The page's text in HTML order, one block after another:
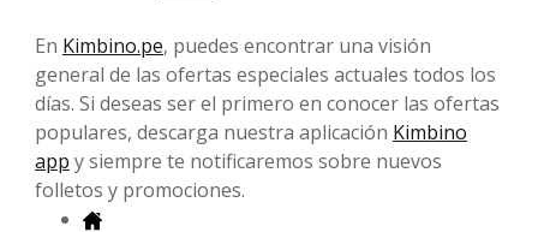
En Kimbino.pe, puedes encontrar una visión
general de las ofertas especiales actuales todos los
días. Si deseas ser el primero en conocer las ofertas
populares, descarga nuestra aplicación Kimbino
app y siempre te notificaremos sobre nuevos
folletos y promociones.